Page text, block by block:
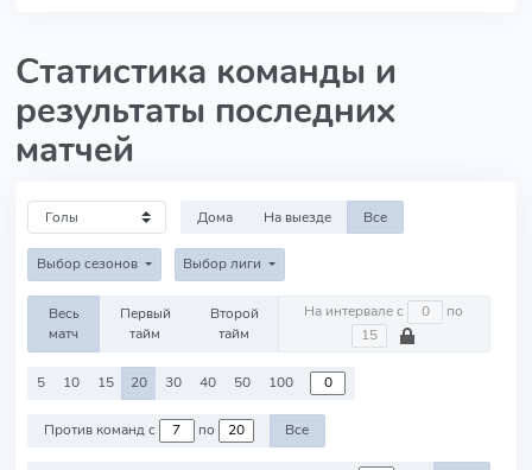
Статистика команды и
результаты последних
матчей
Дома На выезде Все
Выбор сезонов Выбор лиги
Весь
матч
Первый
тайм
Второй
тайм
На интервале с по
5 10 15 20 30 40 50 100
Против команд с по Все